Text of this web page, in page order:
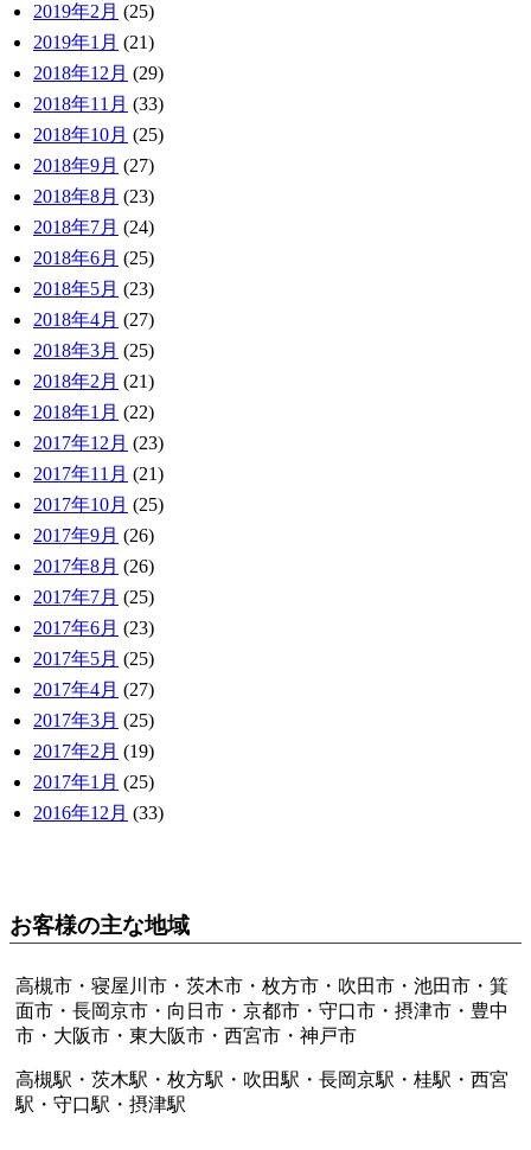
2019年2月 (25)
2019年1月 (21)
2018年12月 (29)
2018年11月 (33)
2018年10月 (25)
2018年9月 (27)
2018年8月 (23)
2018年7月 (24)
2018年6月 (25)
2018年5月 (23)
2018年4月 (27)
2018年3月 (25)
2018年2月 (21)
2018年1月 (22)
2017年12月 (23)
2017年11月 (21)
2017年10月 (25)
2017年9月 (26)
2017年8月 (26)
2017年7月 (25)
2017年6月 (23)
2017年5月 (25)
2017年4月 (27)
2017年3月 (25)
2017年2月 (19)
2017年1月 (25)
2016年12月 (33)
お客様の主な地域
高槻市・寝屋川市・茨木市・枚方市・吹田市・池田市・箕
面市・長岡京市・向日市・京都市・守口市・摂津市・豊中
市・大阪市・東大阪市・西宮市・神戸市
高槻駅・茨木駅・枚方駅・吹田駅・長岡京駅・桂駅・西宮
駅・守口駅・摂津駅